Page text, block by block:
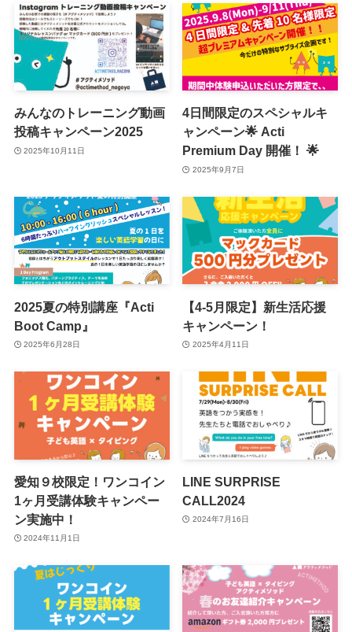
みんなのトレーニング動画
投稿キャンペーン2025
2025年10月11日
4日間限定のスペシャルキ
ャンペーン🌟 Acti
Premium Day 開催！ 🌟
2025年9月7日
2025夏の特別講座『Acti
Boot Camp』
2025年6月28日
【4-5月限定】新生活応援
キャンペーン！
2025年4月11日
愛知９校限定！ワンコイン
1ヶ月受講体験キャンペー
ン実施中！
2024年11月1日
LINE SURPRISE
CALL2024
2024年7月16日